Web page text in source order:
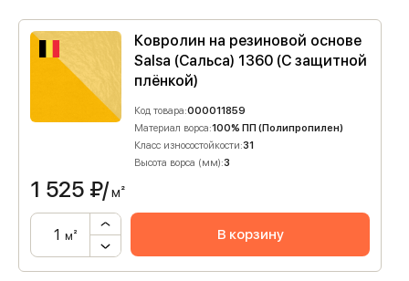
Ковролин на резиновой основе
Salsa (Сальса) 1360 (C защитной
плёнкой)
Код товара:000011859
Материал ворса:100% ПП (Полипропилен)
Класс износостойкости:31
Высота ворса (мм):3
1 525 ₽/м²
м² В корзину